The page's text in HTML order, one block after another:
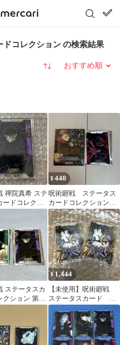
コレクション の検索結果
並び替え
禪院真希 ステ
ードコレクシ
¥440
呪術廻戦 ステータス
カードコレクション
ステカ 宿儺
ステータスカ
クション 第1
爾 禪院真希
¥1,444
【未使用】呪術廻戦
ステータスカード 夏
油傑 2枚